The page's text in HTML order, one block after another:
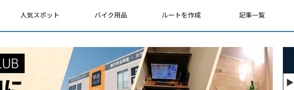
人気スポット バイク用品 ルートを作成 記事一覧
▶︎